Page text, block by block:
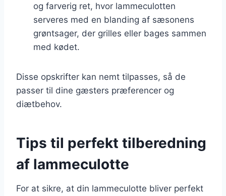
og farverig ret, hvor lammeculotten
serveres med en blanding af sæsonens
grøntsager, der grilles eller bages sammen
med kødet.
Disse opskrifter kan nemt tilpasses, så de
passer til dine gæsters præferencer og
diætbehov.
Tips til perfekt tilberedning
af lammeculotte
For at sikre, at din lammeculotte bliver perfekt